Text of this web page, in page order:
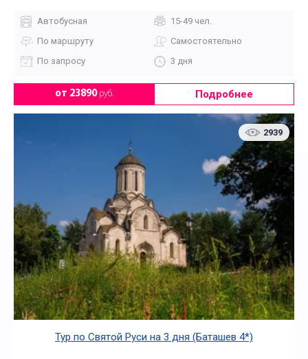
Автобусная
15-49 чел.
По маршруту
Самостоятельно
По запросу
3 дня
от 23890руб. Подробнее
2939
Тур по Святой Руси на 3 дня (Баташев 4*)